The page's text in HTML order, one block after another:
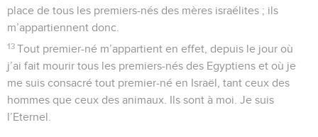
place de tous les premiers-nés des mères israélites ; ils
m’appartiennent donc.
13 Tout premier-né m’appartient en effet, depuis le jour où
j’ai fait mourir tous les premiers-nés des Egyptiens et où je
me suis consacré tout premier-né en Israël, tant ceux des
hommes que ceux des animaux. Ils sont à moi. Je suis
l’Eternel.